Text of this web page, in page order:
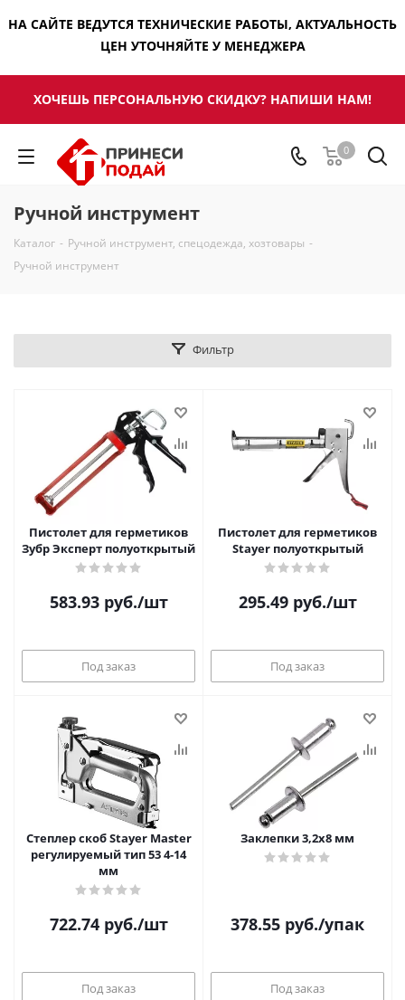
НА САЙТЕ ВЕДУТСЯ ТЕХНИЧЕСКИЕ РАБОТЫ, АКТУАЛЬНОСТЬ
ЦЕН УТОЧНЯЙТЕ У МЕНЕДЖЕРА
ХОЧЕШЬ ПЕРСОНАЛЬНУЮ СКИДКУ? НАПИШИ НАМ!
0
Ручной инструмент
Каталог - Ручной инструмент, спецодежда, хозтовары -
Ручной инструмент
Фильтр
Пистолет для герметиков
Зубр Эксперт полуоткрытый
583.93руб./шт
Под заказ
Пистолет для герметиков
Stayer полуоткрытый
295.49руб./шт
Под заказ
Степлер скоб Stayer Master
регулируемый тип 53 4-14
мм
722.74руб./шт
Под заказ
Заклепки 3,2х8 мм
378.55 руб./упак
Под заказ